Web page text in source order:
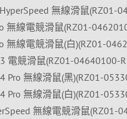
無線滑鼠(RZ01-
無線電競滑鼠(RZ01-
無線電競滑鼠(白)(RZ01-
電競滑鼠(RZ01-04640100-
Pro 無線滑鼠(黑)(RZ01-
Pro 無線滑鼠(白)(RZ01-
無線電競滑鼠(RZ01-